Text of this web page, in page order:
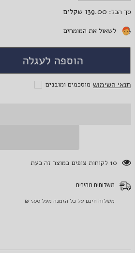
הכמות
עבור
אולטרה
עבור
אולטרה
-
סך הכל: 139.00 שקלים
לשאול את המומחים
הוספה לעגלה
מוסכמים ומובנים תנאי השימוש
165 לקוחות צופים במוצר זה כעת
משלוחים מהירים
משלוח חינם על כל הזמנה מעל 500 ₪